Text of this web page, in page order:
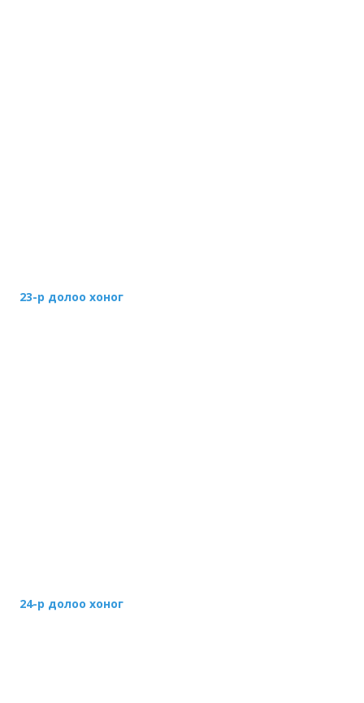
23-р долоо хоног
24-р долоо хоног